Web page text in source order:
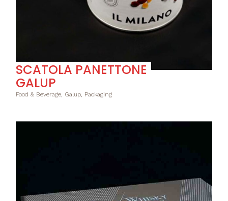
SCATOLA PANETTONE
GALUP
Food & Beverage, Galup, Packaging